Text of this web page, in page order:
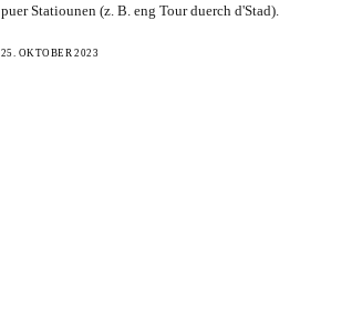
puer Statiounen (z. B. eng Tour duerch d'Stad).
25. OKTOBER 2023